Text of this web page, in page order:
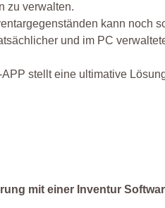
zu verwalten.
kann noch
und im PC
stellt eine ultimative
mit einer Inventur